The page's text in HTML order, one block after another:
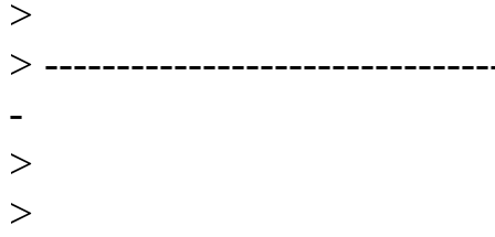
>
>
-
>
>